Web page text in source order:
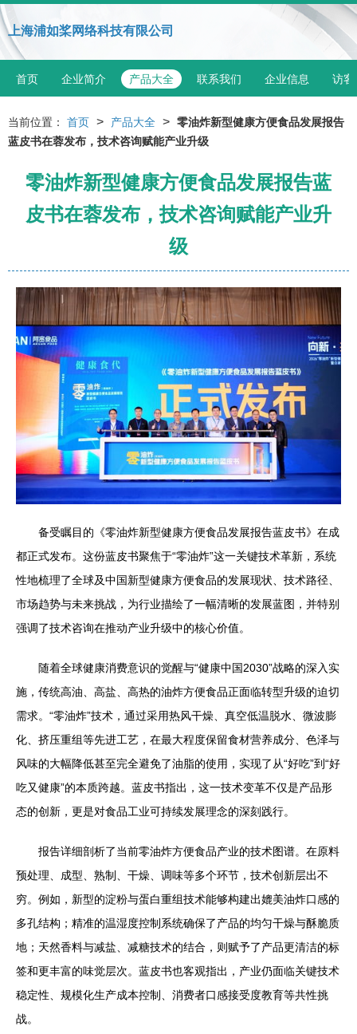
上海浦如桨网络科技有限公司
首页 企业简介 产品大全 联系我们 企业信息 访客
当前位置： 首页 > 产品大全 > 零油炸新型健康方便食品发展报告
蓝皮书在蓉发布，技术咨询赋能产业升级
零油炸新型健康方便食品发展报告蓝
皮书在蓉发布，技术咨询赋能产业升
级
备受瞩目的《零油炸新型健康方便食品发展报告蓝皮书》在成
都正式发布。这份蓝皮书聚焦于“零油炸”这一关键技术革新，系统
性地梳理了全球及中国新型健康方便食品的发展现状、技术路径、
市场趋势与未来挑战，为行业描绘了一幅清晰的发展蓝图，并特别
强调了技术咨询在推动产业升级中的核心价值。
随着全球健康消费意识的觉醒与“健康中国2030”战略的深入实
施，传统高油、高盐、高热的油炸方便食品正面临转型升级的迫切
需求。“零油炸”技术，通过采用热风干燥、真空低温脱水、微波膨
化、挤压重组等先进工艺，在最大程度保留食材营养成分、色泽与
风味的大幅降低甚至完全避免了油脂的使用，实现了从“好吃”到“好
吃又健康”的本质跨越。蓝皮书指出，这一技术变革不仅是产品形
态的创新，更是对食品工业可持续发展理念的深刻践行。
报告详细剖析了当前零油炸方便食品产业的技术图谱。在原料
预处理、成型、熟制、干燥、调味等多个环节，技术创新层出不
穷。例如，新型的淀粉与蛋白重组技术能够构建出媲美油炸口感的
多孔结构；精准的温湿度控制系统确保了产品的均匀干燥与酥脆质
地；天然香料与减盐、减糖技术的结合，则赋予了产品更清洁的标
签和更丰富的味觉层次。蓝皮书也客观指出，产业仍面临关键技术
稳定性、规模化生产成本控制、消费者口感接受度教育等共性挑
战。